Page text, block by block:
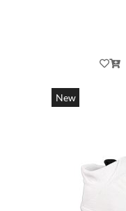
New